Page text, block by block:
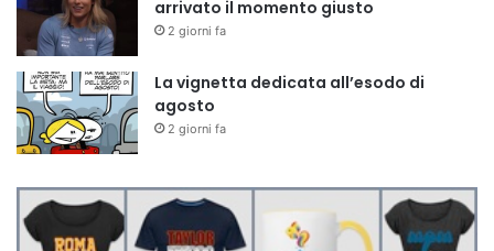
arrivato il momento giusto
2 giorni fa
La vignetta dedicata all’esodo di
agosto
2 giorni fa